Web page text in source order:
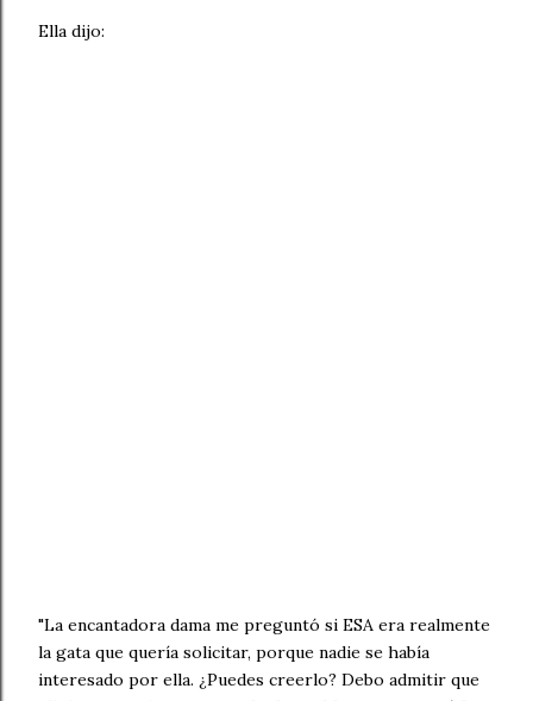
Ella dijo:
"La encantadora dama me preguntó si ESA era realmente
la gata que quería solicitar, porque nadie se había
interesado por ella. ¿Puedes creerlo? Debo admitir que